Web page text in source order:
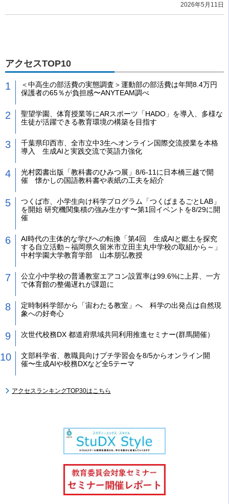
2026年5月11日
アクセスTOP10
＜中高生の部活費の実態調査＞運動部の部活費は年間8.4万円
保護者の65％が負担感〜ANYTEAM調べ
聖望学園、体育授業等にARスポーツ「HADO」を導入、多様な
生徒が活躍できる教育環境の構築を目指す
千葉県印西市、全市立中3生へオンライン国際交流授業を本格
導入 生成AIと実践交流で英語力強化
光村図書出版「教科書のひみつ展」8/6-11に日本橋三越で開
催 懐かしの国語教科書や表紙の工夫を紹介
つくば市、小学生向け科学プログラム「つくばまるごとLAB」
を開始 研究機関集積の強み生かす〜第1回イベントを8/29に開
催
AI時代の主体的な学びへの転換「第4回 生成AIと郷土を探究
する自立活動～福岡県久留米市立田主丸中学校の取組から～」
中村学園大学教育学部 山本朋弘教授
公立小中学校の普通教室エアコン設置率は99.6%に上昇、一方
で体育館の整備遅れが課題に
定時制科学部から「宙わたる教室」へ 科学の出発点は自然現
象への好奇心
次世代校務DX 都道府県域共同利用推進セミナー(群馬開催）
文部科学省、教職員向けプチ学習会を8/5からオンライン開
催〜生成AIや校務DXなど全5テーマ
アクセスランキングTOP30はこちら